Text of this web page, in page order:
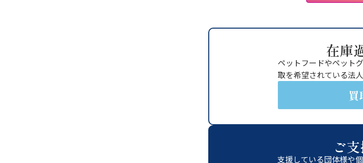
在庫
ペットフードやペット
取を希望されている法
ご
支援している団体様や